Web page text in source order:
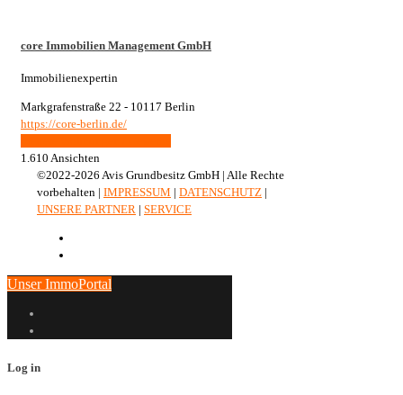
core Immobilien Management GmbH
Immobilienexpertin
Markgrafenstraße 22 - 10117 Berlin
https://core-berlin.de/
1.610 Ansichten
©2022-2026 Avis Grundbesitz GmbH | Alle Rechte
vorbehalten | IMPRESSUM | DATENSCHUTZ |
UNSERE PARTNER | SERVICE
Unser ImmoPortal
Log in